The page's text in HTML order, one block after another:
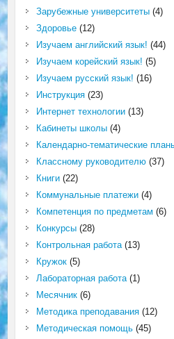
Зарубежные университеты(4)
Здоровье(12)
Изучаем английский язык! (44)
Изучаем корейский язык! (5)
Изучаем русский язык! (16)
Инструкция(23)
Интернет технологии(13)
Кабинеты школы(4)
Календарно-тематические
Классному руководителю(37)
Книги(22)
Коммунальные платежи(4)
Компетенция по предметам (6)
Конкурсы(28)
Контрольная работа(13)
Кружок(5)
Лабораторная работа(1)
Месячник(6)
Методика преподавания(12)
Методическая помощь(45)